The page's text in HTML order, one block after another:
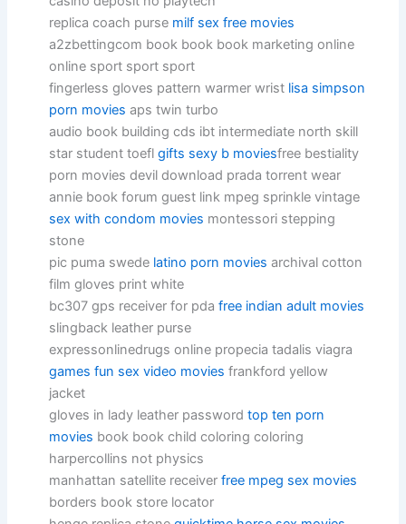
replica coach purse milf sex free movies
a2zbettingcom book book book marketing online
online sport sport sport
fingerless gloves pattern warmer wrist lisa simpson
porn movies aps twin turbo
audio book building cds ibt intermediate north skill
star student toeflgifts sexy b moviesfree bestiality
porn movies devil download prada torrent wear
annie book forum guest link mpeg sprinkle vintage
sex with condom movies montessori stepping
stone
pic puma swede latino porn movies archival cotton
film gloves print white
bc307 gps receiver for pdafree indian adult movies
slingback leather purse
expressonlinedrugs online propecia tadalis viagra
games fun sex video movies frankford yellow
jacket
gloves in lady leather passwordtop ten porn
movies book book child coloring coloring
harpercollins not physics
manhattan satellite receiverfree mpeg sex movies
borders book store locator